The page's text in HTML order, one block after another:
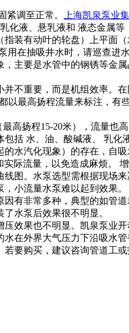
调至正常。
上海凯泉泵业
液、悬乳液和 液态金属
装有动叶的轮盘）上平面
在抽吸井水时，请巡查
主要是水管中的钢锈等金
不重要，而是机组效率。
以最高扬程流量来标注，
高扬程15-20米），流量
括 水、油、酸碱液、 乳
水汽化现象）的存在，自
际流量，以免造成麻烦。
图。水泵选型需根据现场
小流量水泵难以起到效果。
有非常多种，典型的如管
水泵后效果很不明显。
效果也不明显。凯泉泵业
在外界大气压力下沿吸水
要购买，建议咨询管道工